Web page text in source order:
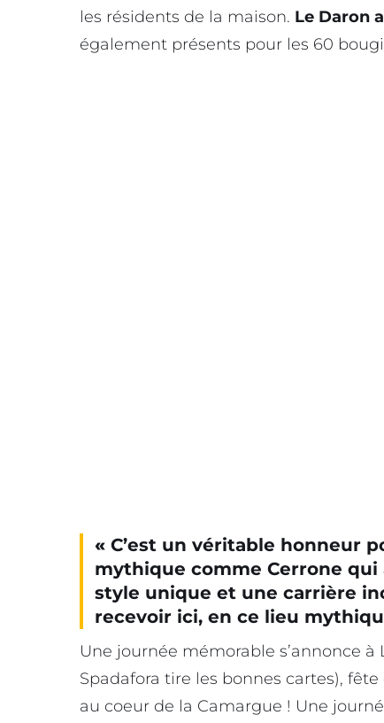
les résidents de la maison. Le Daron
également présents pour les 60
« C’est un véritable honneur
mythique comme Cerrone qui
style unique et une carrière
recevoir ici, en ce lieu
Une journée mémorable s’annonce
Spadafora tire les bonnes cartes),
au coeur de la Camargue ! Une